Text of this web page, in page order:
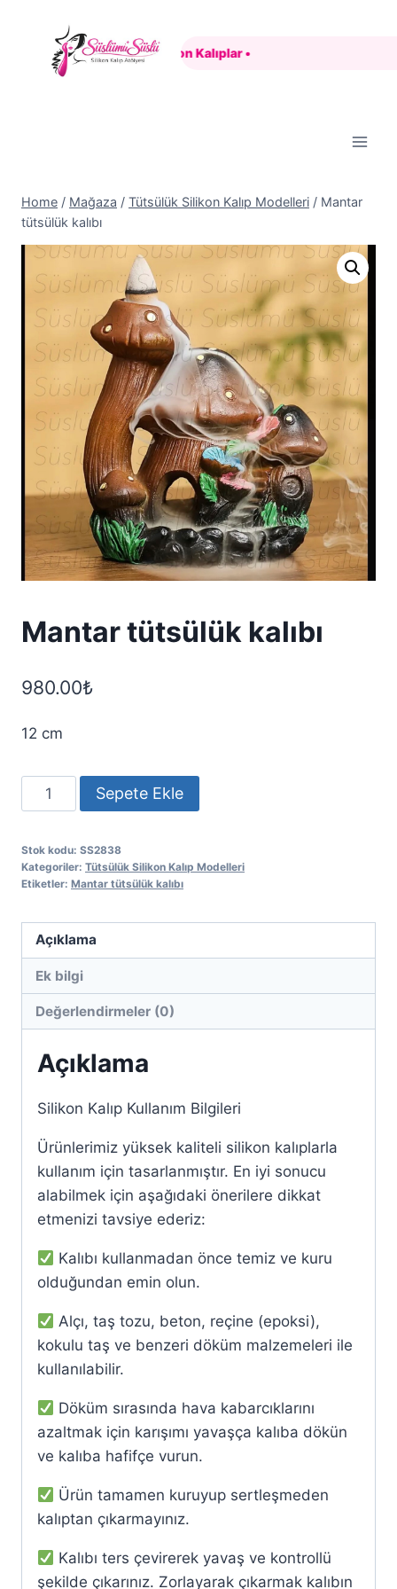
contentÖzel Tasarım Silikon Kalıplar •
Home / Mağaza / Tütsülük Silikon Kalıp Modelleri / Mantar
tütsülük kalıbı
Mantar tütsülük kalıbı
980.00₺
12 cm
Mantar
tütsülük
adet
Sepete Ekle
Stok kodu: SS2838
Kategoriler: Tütsülük Silikon Kalıp Modelleri
Etiketler: Mantar tütsülük kalıbı
Açıklama
Ek bilgi
Değerlendirmeler (0)
Açıklama
Silikon Kalıp Kullanım Bilgileri
Ürünlerimiz yüksek kaliteli silikon kalıplarla
kullanım için tasarlanmıştır. En iyi sonucu
alabilmek için aşağıdaki önerilere dikkat
etmenizi tavsiye ederiz:
Kalıbı kullanmadan önce temiz ve kuru
olduğundan emin olun.
Alçı, taş tozu, beton, reçine (epoksi),
kokulu taş ve benzeri döküm malzemeleri ile
kullanılabilir.
Döküm sırasında hava kabarcıklarını
azaltmak için karışımı yavaşça kalıba dökün
ve kalıba hafifçe vurun.
Ürün tamamen kuruyup sertleşmeden
kalıptan çıkarmayınız.
Kalıbı ters çevirerek yavaş ve kontrollü
şekilde çıkarınız. Zorlayarak çıkarmak kalıbın